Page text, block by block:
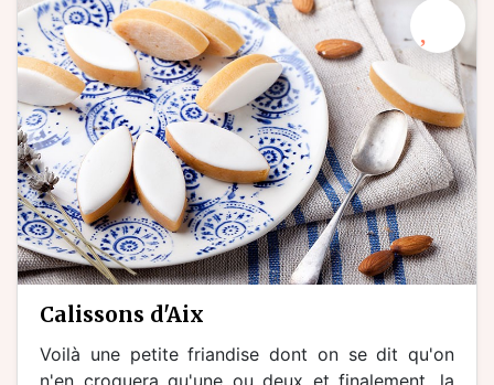
calissons d'Aix
Voilà une petite friandise dont on se dit qu'on